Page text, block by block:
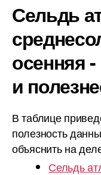
Сельдь
осенняя
и
В таблице
полезность
объяснить на
Сельдь